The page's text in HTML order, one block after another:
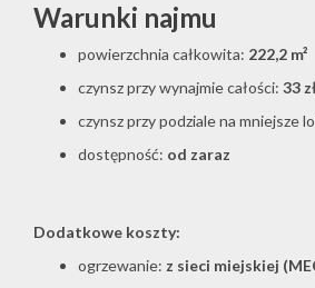
Warunki najmu
powierzchnia całkowita: 222,2 m²
czynsz przy wynajmie całości: 33
czynsz przy podziale na mniejsze
dostępność: od zaraz
Dodatkowe koszty:
ogrzewanie: z sieci miejskiej